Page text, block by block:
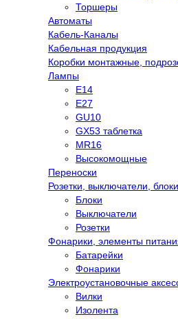
Торшеры
Автоматы
Кабель-Каналы
Кабельная продукция
Коробки монтажные,
Лампы
E14
E27
GU10
GX53 таблетка
MR16
Высокомощные
Переноски
Розетки, выключатели, блоки
Блоки
Выключатели
Розетки
Фонарики, элементы
Батарейки
Фонарики
Электроустановочные
Вилки
Изолента